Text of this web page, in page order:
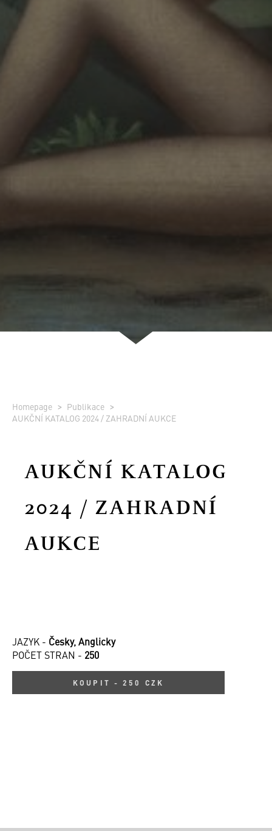
Homepage
Publikace
AUKČNÍ KATALOG 2024 / ZAHRADNÍ AUKCE
AUKČNÍ KATALOG
2024 / ZAHRADNÍ
AUKCE
JAZYK - Česky, Anglicky
POČET STRAN - 250
KOUPIT - 250 CZK